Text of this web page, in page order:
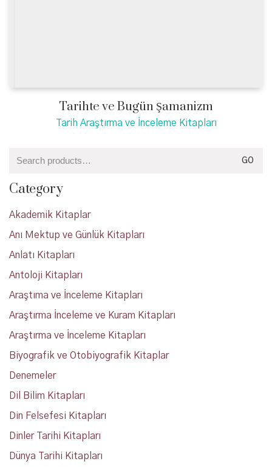
Tarihte ve Bugün Şamanizm
Tarih Araştırma ve İnceleme Kitapları
for:
GO
Category
Akademik Kitaplar
Anı Mektup ve Günlük Kitapları
Anlatı Kitapları
Antoloji Kitapları
Araştıma ve İnceleme Kitapları
Araştırma İnceleme ve Kuram Kitapları
Araştırma ve İnceleme Kitapları
Biyografik ve Otobiyografik Kitaplar
Denemeler
Dil Bilim Kitapları
Din Felsefesi Kitapları
Dinler Tarihi Kitapları
Dünya Tarihi Kitapları